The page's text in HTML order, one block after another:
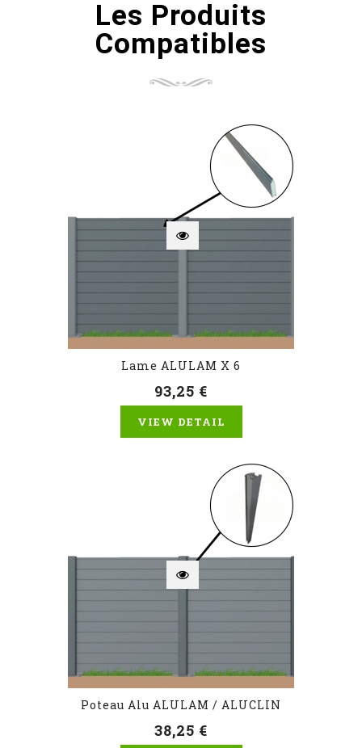
Les Produits
Compatibles
Lame ALULAM X 6
93,25 €
VIEW DETAIL
Poteau Alu ALULAM / ALUCLIN
38,25 €